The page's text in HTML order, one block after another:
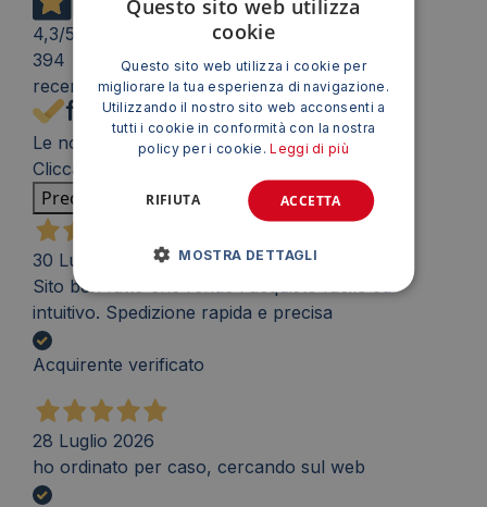
4,3/5
394
recensioni
Le nostre recensioni a 4 e 5 stelle.
Clicca qui per leggerle tutte >
Precedente Successivo
30 Luglio 2026
Sito ben fatto che rende l'acquisto facile ed
intuitivo. Spedizione rapida e precisa
Acquirente verificato
28 Luglio 2026
ho ordinato per caso, cercando sul web
Questo sito web utilizza
cookie
Questo sito web utilizza i cookie per
migliorare la tua esperienza di navigazione.
Utilizzando il nostro sito web acconsenti a
tutti i cookie in conformità con la nostra
policy per i cookie.Leggi di più
ACCETTA
RIFIUTA
MOSTRA DETTAGLI